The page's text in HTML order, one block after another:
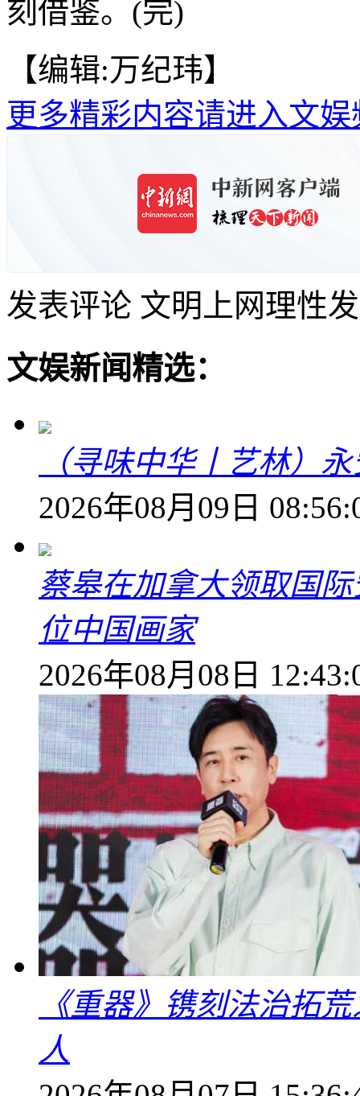
刻借鉴。(完)
【编辑:万纪玮】
更多精彩内容请进入文娱
发表评论 文明上网理性
文娱新闻精选：
（寻味中华丨艺林）
2026年08月09日
蔡皋在加拿大领取国
位中国画家
2026年08月08日
《重器》镌刻法治拓
人